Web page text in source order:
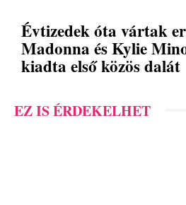
Évtizedek óta vártak
Madonna és Kylie
kiadta első közös dalát
EZ IS ÉRDEKELHET